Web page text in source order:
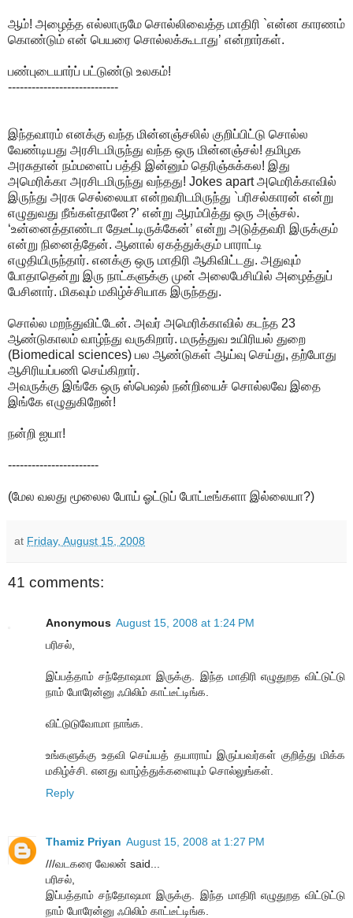
ஆம்! அழைத்த எல்லாருமே சொல்லிவைத்த மாதிரி `என்ன காரணம்
கொண்டும் என் பெயரை சொல்லக்கூடாது’ என்றார்கள்.
பண்புடையார்ப் பட்டுண்டு உலகம்!
----------------------------
இந்தவாரம் எனக்கு வந்த மின்னஞ்சலில் குறிப்பிட்டு சொல்ல
வேண்டியது அரசிடமிருந்து வந்த ஒரு மின்னஞ்சல்! தமிழக
அரசுதான் நம்மளைப் பத்தி இன்னும் தெரிஞ்சுக்கல! இது
அமெரிக்கா அரசிடமிருந்து வந்தது! Jokes apart அமெரிக்காவில்
இருந்து அரசு செல்லையா என்றவரிடமிருந்து `பரிசல்காரன் என்று
எழுதுவது நீங்கள்தானே?’ என்று ஆரம்பித்து ஒரு அஞ்சல்.
‘உன்னைத்தாண்டா தேடீட்டிருக்கேன்’ என்று அடுத்தவரி இருக்கும்
என்று நினைத்தேன். ஆனால் ஏகத்துக்கும் பாராட்டி
எழுதியிருந்தார். எனக்கு ஒரு மாதிரி ஆகிவிட்டது. அதுவும்
போதாதென்று இரு நாட்களுக்கு முன் அலைபேசியில் அழைத்துப்
பேசினார். மிகவும் மகிழ்ச்சியாக இருந்தது.
சொல்ல மறந்துவிட்டேன். அவர் அமெரிக்காவில் கடந்த 23
ஆண்டுகாலம் வாழ்ந்து வருகிறார். மருத்துவ உயிரியல் துறை
(Biomedical sciences) பல ஆண்டுகள் ஆய்வு செய்து, தற்போது
ஆசிரியப்பணி செய்கிறார்.
அவருக்கு இங்கே ஒரு ஸ்பெஷல் நன்றியைச் சொல்லவே இதை
இங்கே எழுதுகிறேன்!
நன்றி ஐயா!
-----------------------
(மேல வலது மூலைல போய் ஓட்டுப் போட்டீங்களா இல்லையா?)
at Friday, August 15, 2008
41 comments:
Anonymous August 15, 2008 at 1:24 PM
பரிசல்,
இப்பத்தாம் சந்தோஷமா இருக்கு. இந்த மாதிரி எழுதுறத விட்டுட்டு
நாம் போரேன்னு ஃபிலிம் காட்டீட்டிங்க.
விட்டுடுவோமா நாங்க.
உங்களுக்கு உதவி செய்யத் தயாராய் இருப்பவர்கள் குறித்து மிக்க
மகிழ்ச்சி. எனது வாழ்த்துக்களையும் சொல்லுங்கள்.
Reply
Thamiz Priyan August 15, 2008 at 1:27 PM
///வடகரை வேலன் said...
பரிசல்,
இப்பத்தாம் சந்தோஷமா இருக்கு. இந்த மாதிரி எழுதுறத விட்டுட்டு
நாம் போரேன்னு ஃபிலிம் காட்டீட்டிங்க.